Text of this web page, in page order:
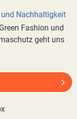
Nachhaltigkeit
Fashion und
geht uns